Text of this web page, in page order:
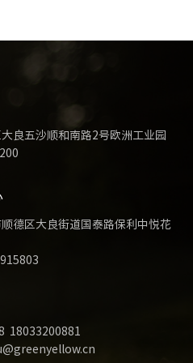
良五沙顺和南路2号欧洲工业园
德区大良街道国泰路保利中悦花
18033200881